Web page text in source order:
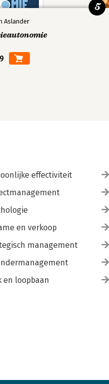
Aslander
5
effectiviteit
en verkoop
management
en loopbaan